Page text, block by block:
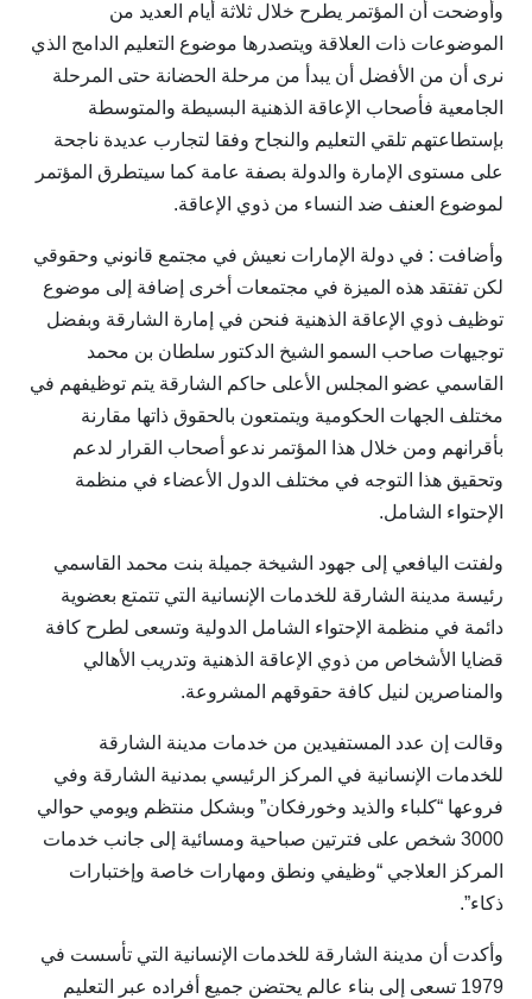
وأوضحت أن المؤتمر يطرح خلال ثلاثة أيام العديد من
الموضوعات ذات العلاقة ويتصدرها موضوع التعليم الدامج الذي
نرى أن من الأفضل أن يبدأ من مرحلة الحضانة حتى المرحلة
الجامعية فأصحاب الإعاقة الذهنية البسيطة والمتوسطة
بإستطاعتهم تلقي التعليم والنجاح وفقا لتجارب عديدة ناجحة
على مستوى الإمارة والدولة بصفة عامة كما سيتطرق المؤتمر
لموضوع العنف ضد النساء من ذوي الإعاقة.
وأضافت : في دولة الإمارات نعيش في مجتمع قانوني وحقوقي
لكن تفتقد هذه الميزة في مجتمعات أخرى إضافة إلى موضوع
توظيف ذوي الإعاقة الذهنية فنحن في إمارة الشارقة وبفضل
توجيهات صاحب السمو الشيخ الدكتور سلطان بن محمد
القاسمي عضو المجلس الأعلى حاكم الشارقة يتم توظيفهم في
مختلف الجهات الحكومية ويتمتعون بالحقوق ذاتها مقارنة
بأقرانهم ومن خلال هذا المؤتمر ندعو أصحاب القرار لدعم
وتحقيق هذا التوجه في مختلف الدول الأعضاء في منظمة
الإحتواء الشامل.
ولفتت اليافعي إلى جهود الشيخة جميلة بنت محمد القاسمي
رئيسة مدينة الشارقة للخدمات الإنسانية التي تتمتع بعضوية
دائمة في منظمة الإحتواء الشامل الدولية وتسعى لطرح كافة
قضايا الأشخاص من ذوي الإعاقة الذهنية وتدريب الأهالي
والمناصرين لنيل كافة حقوقهم المشروعة.
وقالت إن عدد المستفيدين من خدمات مدينة الشارقة
للخدمات الإنسانية في المركز الرئيسي بمدنية الشارقة وفي
فروعها “كلباء والذيد وخورفكان” وبشكل منتظم ويومي ‏حوالي
3000 شخص على فترتين صباحية ومسائية إلى جانب خدمات
المركز العلاجي “وظيفي ونطق ومهارات خاصة وإختبارات
ذكاء”.
وأكدت أن مدينة الشارقة للخدمات الإنسانية التي تأسست في
1979 تسعى إلى بناء عالم يحتضن جميع أفراده عبر التعليم